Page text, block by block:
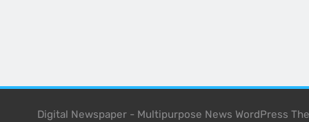
Digital Newspaper - Multipurpose News WordPress